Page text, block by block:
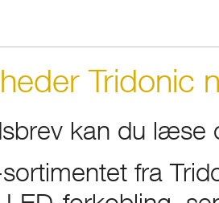
Tridonic
kan du læse
fra